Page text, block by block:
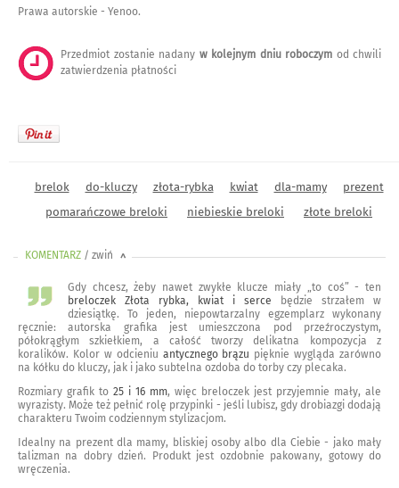
Prawa autorskie - Yenoo.
Przedmiot zostanie nadany w kolejnym dniu roboczym od chwili
zatwierdzenia płatności
brelok do-kluczy złota-rybka kwiat dla-mamy
prezent
pomarańczowe breloki
niebieskie breloki złote breloki
KOMENTARZ / zwiń <
Gdy chcesz, żeby nawet zwykłe klucze miały „to coś” - ten
breloczek Złota rybka, kwiat i serce będzie strzałem w
dziesiątkę. To jeden, niepowtarzalny egzemplarz wykonany
ręcznie: autorska grafika jest umieszczona pod przeźroczystym,
półokrągłym szkiełkiem, a całość tworzy delikatna kompozycja z
koralików. Kolor w odcieniu antycznego brązu pięknie wygląda zarówno
na kółku do kluczy, jak i jako subtelna ozdoba do torby czy plecaka.
Rozmiary grafik to 25 i 16 mm, więc breloczek jest przyjemnie mały, ale
wyrazisty. Może też pełnić rolę przypinki - jeśli lubisz, gdy drobiazgi dodają
charakteru Twoim codziennym stylizacjom.
Idealny na prezent dla mamy, bliskiej osoby albo dla Ciebie - jako mały
talizman na dobry dzień. Produkt jest ozdobnie pakowany, gotowy do
wręczenia.